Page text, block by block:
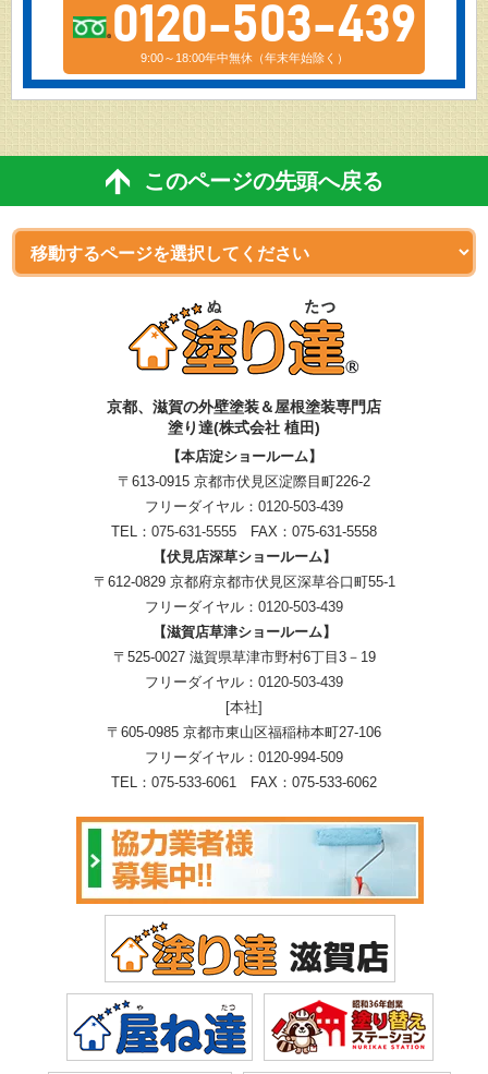
0120-503-439
9:00～18:00年中無休（年末年始除く）
このページの先頭へ戻る
京都、滋賀の外壁塗装＆屋根塗装専門店
塗り達(株式会社 植田)
【本店淀ショールーム】
〒613-0915 京都市伏見区淀際目町226-2
フリーダイヤル： 0120-503-439
TEL： 075-631-5555 FAX：075-631-5558
【伏見店深草ショールーム】
〒612-0829 京都府京都市伏見区深草谷口町55-1
フリーダイヤル： 0120-503-439
【滋賀店草津ショールーム】
〒525-0027 滋賀県草津市野村6丁目3－19
フリーダイヤル： 0120-503-439
[本社]
〒605-0985 京都市東山区福稲柿本町27-106
フリーダイヤル： 0120-994-509
TEL： 075-533-6061 FAX：075-533-6062